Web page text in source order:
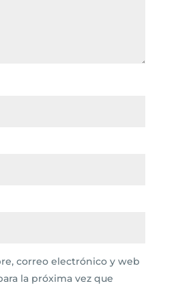
correo electrónico y web
la próxima vez que